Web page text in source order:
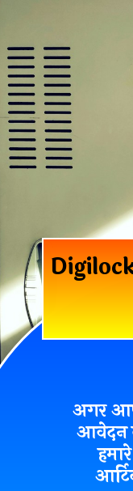
अगर
आवेदन